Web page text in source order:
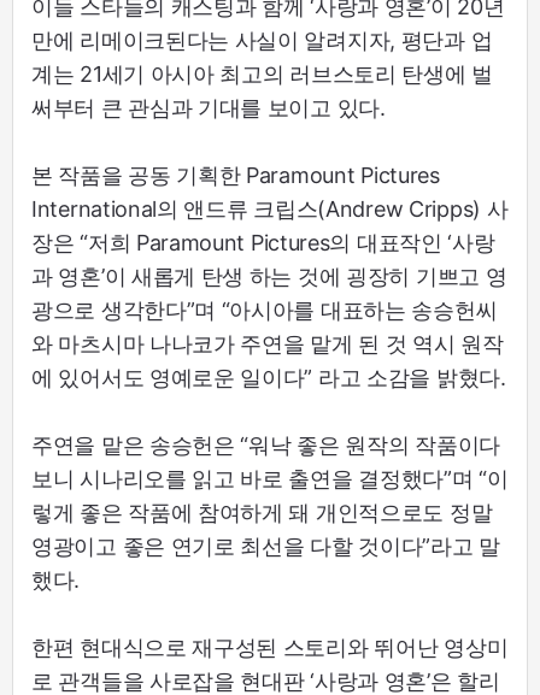
이들 스타들의 캐스팅과 함께 ‘사랑과 영혼’이 20년
만에 리메이크된다는 사실이 알려지자, 평단과 업
계는 21세기 아시아 최고의 러브스토리 탄생에 벌
써부터 큰 관심과 기대를 보이고 있다.
본 작품을 공동 기획한 Paramount Pictures
International의 앤드류 크립스(Andrew Cripps) 사
장은 “저희 Paramount Pictures의 대표작인 ‘사랑
과 영혼’이 새롭게 탄생 하는 것에 굉장히 기쁘고 영
광으로 생각한다”며 “아시아를 대표하는 송승헌씨
와 마츠시마 나나코가 주연을 맡게 된 것 역시 원작
에 있어서도 영예로운 일이다” 라고 소감을 밝혔다.
주연을 맡은 송승헌은 “워낙 좋은 원작의 작품이다
보니 시나리오를 읽고 바로 출연을 결정했다”며 “이
렇게 좋은 작품에 참여하게 돼 개인적으로도 정말
영광이고 좋은 연기로 최선을 다할 것이다”라고 말
했다.
한편 현대식으로 재구성된 스토리와 뛰어난 영상미
로 관객들을 사로잡을 현대판 ‘사랑과 영혼’은 할리